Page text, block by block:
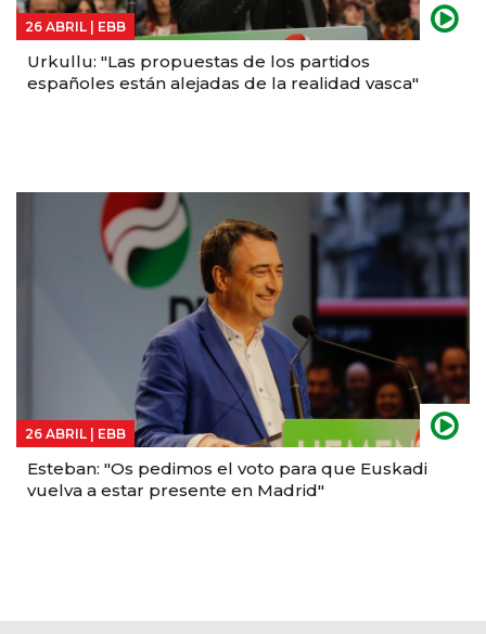
26 ABRIL | EBB
Urkullu: "Las propuestas de los partidos
españoles están alejadas de la realidad vasca"
26 ABRIL | EBB
Esteban: "Os pedimos el voto para que Euskadi
vuelva a estar presente en Madrid"